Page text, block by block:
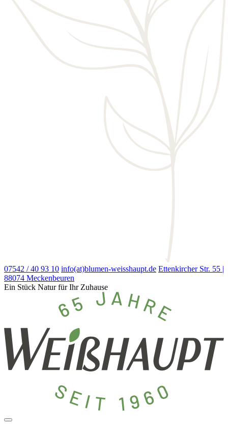
07542 / 40 93 10 info(at)blumen-weisshaupt.de Ettenkircher Str. 55 |
88074 Meckenbeuren
Ein Stück Natur für Ihr Zuhause